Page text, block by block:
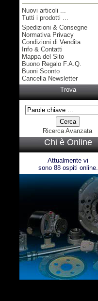
Nuovi articoli ...
Tutti i prodotti ...
Informazioni
Spedizioni & Consegne
Normativa Privacy
Condizioni di Vendita
Info & Contatti
Mappa del Sito
Buono Regalo F.A.Q.
Buoni Sconto
Cancella Newsletter
Trova
Ricerca Avanzata
Chi è Online
Attualmente vi
sono 88 ospiti online.